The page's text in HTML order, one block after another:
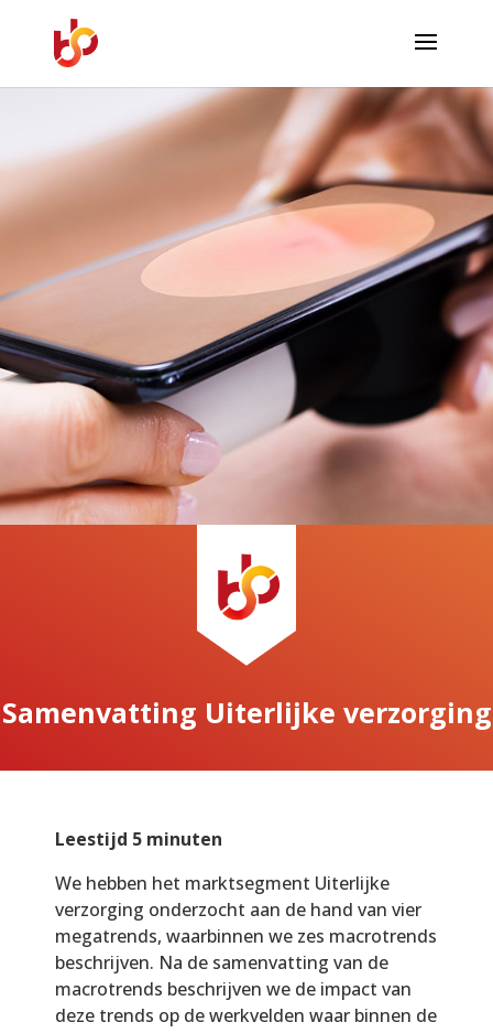
Samenvatting Uiterlijke verzorging
Leestijd 5 minuten
We hebben het marktsegment Uiterlijke
verzorging onderzocht aan de hand van vier
megatrends, waarbinnen we zes macrotrends
beschrijven. Na de samenvatting van de
macrotrends beschrijven we de impact van
deze trends op de werkvelden waar binnen de